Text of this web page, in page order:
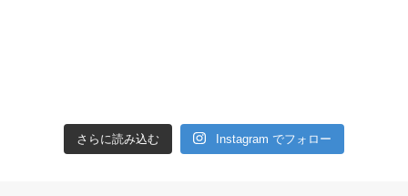
さらに読み込む Instagram でフォロー